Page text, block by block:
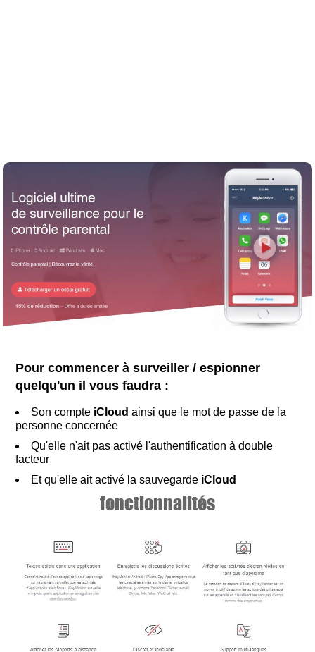
Pour commencer à surveiller / espionner
quelqu'un il vous faudra :
Son compte iCloud ainsi que le mot de passe de la
personne concernée
Qu'elle n'ait pas activé l'authentification à double
facteur
Et qu'elle ait activé la sauvegarde iCloud
fonctionnalités